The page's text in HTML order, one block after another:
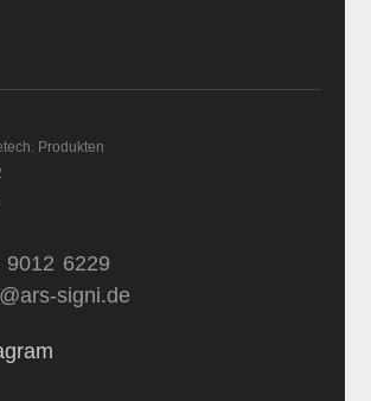
Produkten
9012 6229
signi.de